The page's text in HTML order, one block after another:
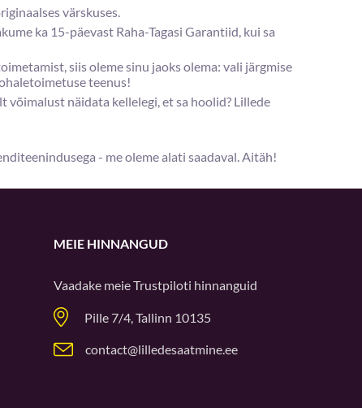
värskuses.
ka 15-päevast Raha-Tagasi Garantiid, kui sa
siis oleme sinu jaoks olema: vali järgmise
teenus!
võimalust näidata kellelegi, et sa hoolid? Lillede
- me oleme alati saadaval. Aitäh!
MEIE HINNANGUD
Vaadake meieTrustpiloti hinnanguid
Pille 7/4, Tallinn 10135
contact@lilledesaatmine.ee